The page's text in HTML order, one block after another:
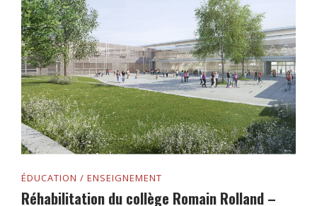
ÉDUCATION / ENSEIGNEMENT
Réhabilitation du collège Romain Rolland –